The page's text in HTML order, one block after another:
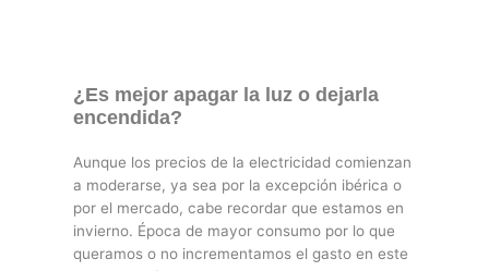
¿Es mejor apagar la luz o dejarla
encendida?
Aunque los precios de la electricidad comienzan
a moderarse, ya sea por la excepción ibérica o
por el mercado, cabe recordar que estamos en
invierno. Época de mayor consumo por lo que
queramos o no incrementamos el gasto en este